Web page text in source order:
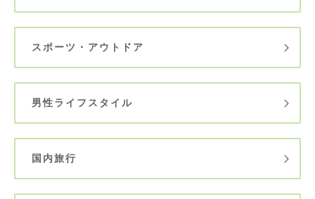
スポーツ・アウトドア
男性ライフスタイル
国内旅行